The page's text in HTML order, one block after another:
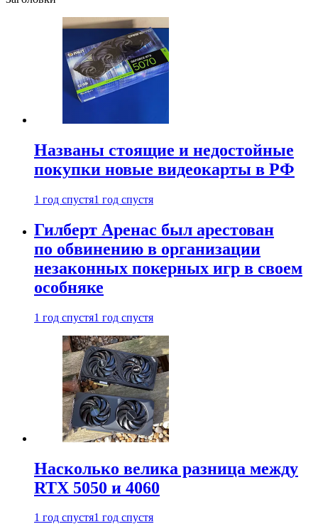
Названы стоящие и недостойные
покупки новые видеокарты в РФ
1 год спустя1 год спустя
Гилберт Аренас был арестован
по обвинению в организации
незаконных покерных игр в своем
особняке
1 год спустя1 год спустя
Насколько велика разница между
RTX 5050 и 4060
1 год спустя1 год спустя